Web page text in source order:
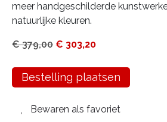
meer handgeschilderde
natuurlijke kleuren.
€379,00 € 303,20
Bestelling plaatsen
Bewaren als favoriet